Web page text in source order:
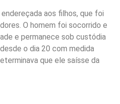
aos filhos, que foi
O homem foi socorrido e
e permanece sob custódia
o dia 20 com medida
que ele saísse da